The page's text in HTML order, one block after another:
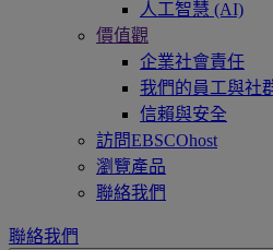
人工智慧 (AI)
價值觀
企業社會責任
我們的員工與社
信賴與安全
訪問EBSCOhost
瀏覽產品
聯絡我們
聯絡我們